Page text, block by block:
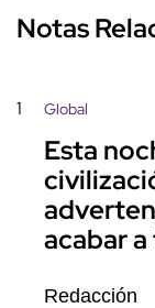
Notas
1 Global
Esta
acabar
Redacción